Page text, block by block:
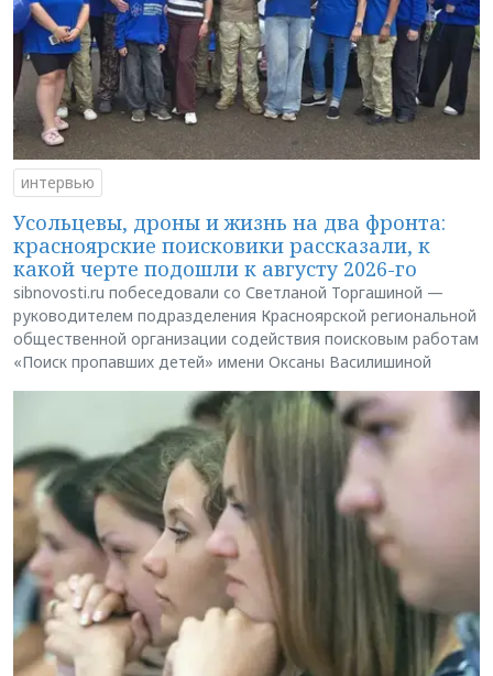
интервью
Усольцевы, дроны и жизнь на два фронта:
красноярские поисковики рассказали, к
какой черте подошли к августу 2026-го
sibnovosti.ru побеседовали со Светланой Торгашиной —
руководителем подразделения Красноярской региональной
общественной организации содействия поисковым работам
«Поиск пропавших детей» имени Оксаны Василишиной